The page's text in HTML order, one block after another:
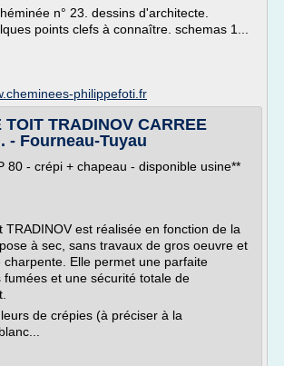
n° 23. dessins d'architecte.
points clefs à connaître. schemas 1...
philippefoti.fr
TOIT TRADINOV CARREE
- Fourneau-Tuyau
80 - crépi + chapeau - disponible usine**
TRADINOV est réalisée en fonction de la
à sec, sans travaux de gros oeuvre et
charpente. Elle permet une parfaite
fumées et une sécurité totale de
de crépies (à préciser à la